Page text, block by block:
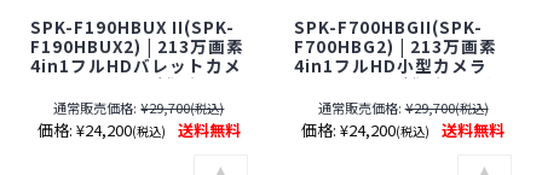
SPK-F190HBUX II(SPK-
F190HBUX2) | 213万画素
4in1フルHDバレットカメ
ラ【SALE】【防犯カメ
ラ】【監視カメラ】【ア
ナログハイビジョン】
【ケイヨーオリジナル】
通常販売価格: ¥29,700(税込)
価格: ¥24,200(税込) 送料無料
SPK-F700HBGII(SPK-
F700HBG2) | 213万画素
4in1フルHD小型カメラ
【SALE】【防犯カメラ】
【監視カメラ】【アナロ
グハイビジョン】【ケイ
ヨーオリジナル】【期間
限定】[期間：～2026年8
通常販売価格: ¥29,700(税込)
価格: ¥24,200(税込) 送料無料